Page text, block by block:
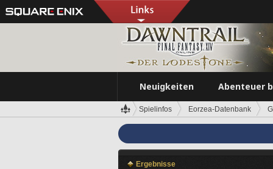
Neuigkeiten Abenteuer
Spielinfos Eorzea-Datenbank
Ergebnisse